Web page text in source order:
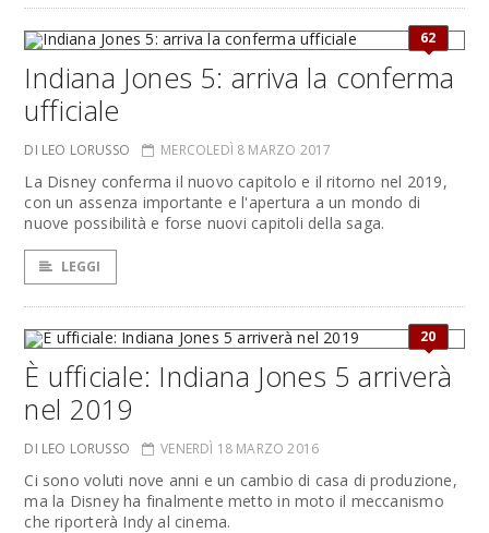
62
Indiana Jones 5: arriva la conferma
ufficiale
DI LEO LORUSSO MERCOLEDÌ 8 MARZO 2017
La Disney conferma il nuovo capitolo e il ritorno nel 2019,
con un assenza importante e l'apertura a un mondo di
nuove possibilità e forse nuovi capitoli della saga.
LEGGI
20
È ufficiale: Indiana Jones 5 arriverà
nel 2019
DI LEO LORUSSO VENERDÌ 18 MARZO 2016
Ci sono voluti nove anni e un cambio di casa di produzione,
ma la Disney ha finalmente metto in moto il meccanismo
che riporterà Indy al cinema.